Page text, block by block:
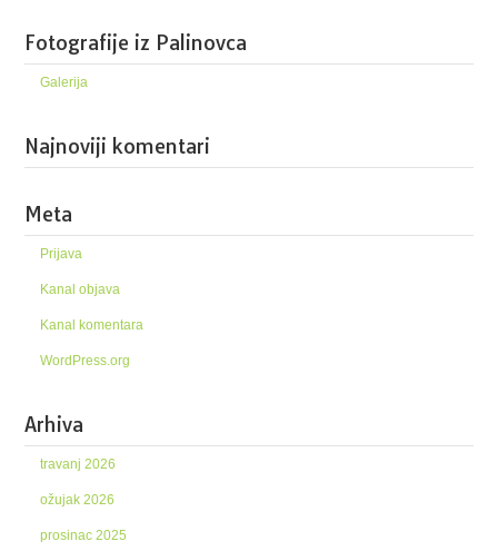
Fotografije iz Palinovca
Galerija
Najnoviji komentari
Meta
Prijava
Kanal objava
Kanal komentara
WordPress.org
Arhiva
travanj 2026
ožujak 2026
prosinac 2025